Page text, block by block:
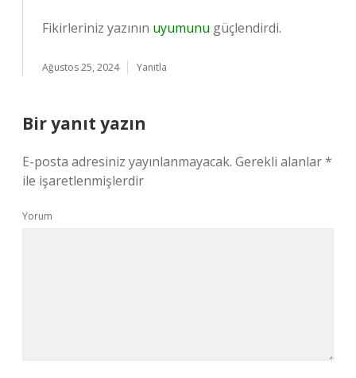
Fikirleriniz yazının uyumunu güçlendirdi.
Ağustos 25, 2024 Yanıtla
Bir yanıt yazın
E-posta adresiniz yayınlanmayacak. Gerekli alanlar*
ile işaretlenmişlerdir
Yorum